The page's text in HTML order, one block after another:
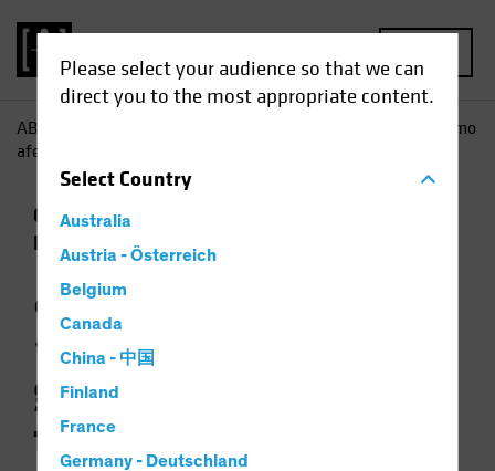
Please select your audience so that we can
direct you to the most appropriate content.
SelectCountry
Australia
Austria - Österreich
Belgium
Canada
China - 中国
Finland
France
Germany - Deutschland
AB
¿Cómo
afecta el «friend-shoring» global a los fabricantes chinos?
China Mercados emergentes
Renta variable
Gráfico
¿Cómo afecta el
«friend-shoring»
global a los
fabricantes chinos?